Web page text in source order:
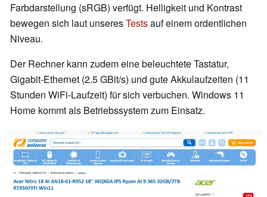
Farbdarstellung (sRGB) verfügt. Helligkeit und Kontrast
bewegen sich laut unseresTestsauf einem ordentlichen
Niveau.
Der Rechner kann zudem eine beleuchtete Tastatur,
Gigabit-Ethernet (2.5 GBit/s) und gute Akkulaufzeiten (11
Stunden WiFi-Laufzeit) für sich verbuchen. Windows 11
Home kommt als Betriebssystem zum Einsatz.